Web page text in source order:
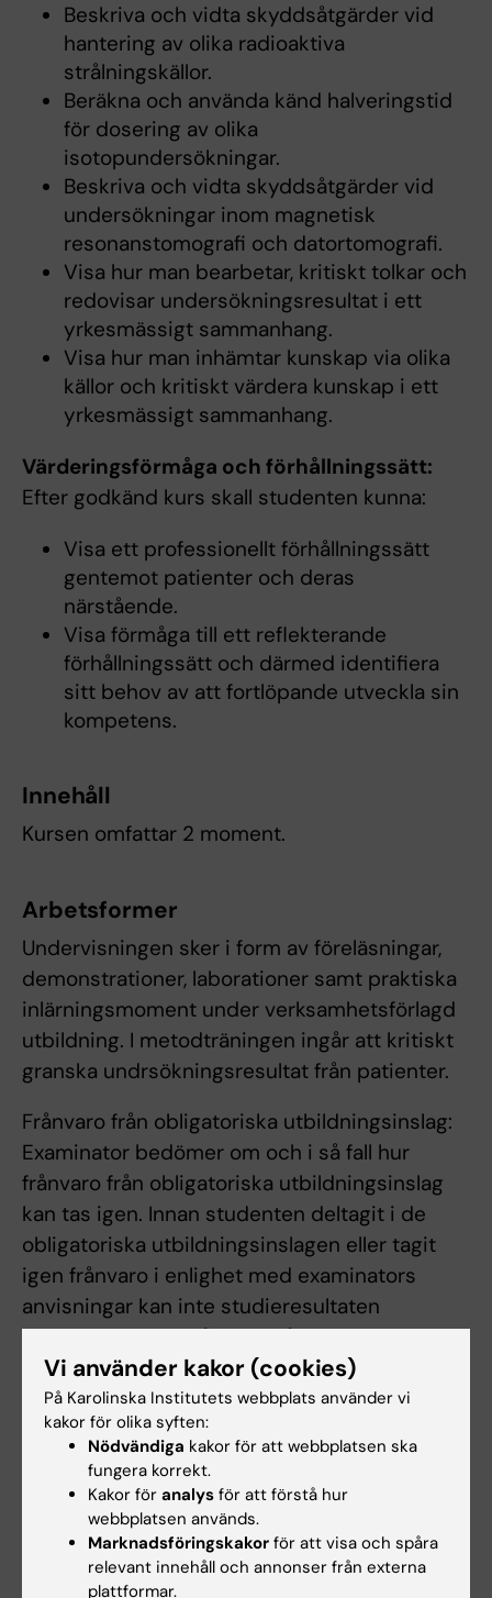
Beskriva och vidta skyddsåtgärder vid
hantering av olika radioaktiva
strålningskällor.
Beräkna och använda känd halveringstid
för dosering av olika
isotopundersökningar.
Beskriva och vidta skyddsåtgärder vid
undersökningar inom magnetisk
resonanstomografi och datortomografi.
Visa hur man bearbetar, kritiskt tolkar och
redovisar undersökningsresultat i ett
yrkesmässigt sammanhang.
Visa hur man inhämtar kunskap via olika
källor och kritiskt värdera kunskap i ett
yrkesmässigt sammanhang.
Värderingsförmåga och förhållningssätt:
Efter godkänd kurs skall studenten kunna:
Visa ett professionellt förhållningssätt
gentemot patienter och deras
närstående.
Visa förmåga till ett reflekterande
förhållningssätt och därmed identifiera
sitt behov av att fortlöpande utveckla sin
kompetens.
Innehåll
Kursen omfattar 2 moment.
Arbetsformer
Undervisningen sker i form av föreläsningar,
demonstrationer, laborationer samt praktiska
inlärningsmoment under verksamhetsförlagd
utbildning. I metodträningen ingår att kritiskt
granska undrsökningsresultat från patienter.
Frånvaro från obligatoriska utbildningsinslag:
Examinator bedömer om och i så fall hur
frånvaro från obligatoriska utbildningsinslag
kan tas igen. Innan studenten deltagit i de
obligatoriska utbildningsinslagen eller tagit
igen frånvaro i enlighet med examinators
anvisningar kan inte studieresultaten
slutrapporteras. Frånvaro från ett obligatoriskt
utbildningsinslag kan innebära att den
studerande inte kan ta igen tillfället förrän
nästa gång kursen ges.
Examination
Moment 1 -Teori och metodik,4,5 hp
examineras med en muntlig presentation och
Vi använder kakor (cookies)
På Karolinska Institutets webbplats använder vi
kakor för olika syften:
Nödvändiga kakor för att webbplatsen ska
fungera korrekt.
Kakor för analys för att förstå hur
webbplatsen används.
Marknadsföringskakor för att visa och spåra
relevant innehåll och annonser från externa
plattformar.